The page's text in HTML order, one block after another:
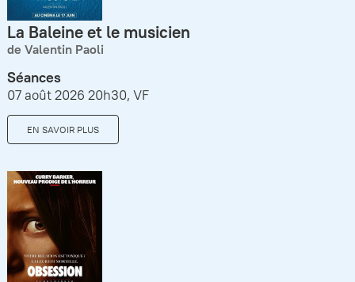
La Baleine et le musicien
de Valentin Paoli
Séances
07 août 2026 20h30, VF
EN SAVOIR PLUS